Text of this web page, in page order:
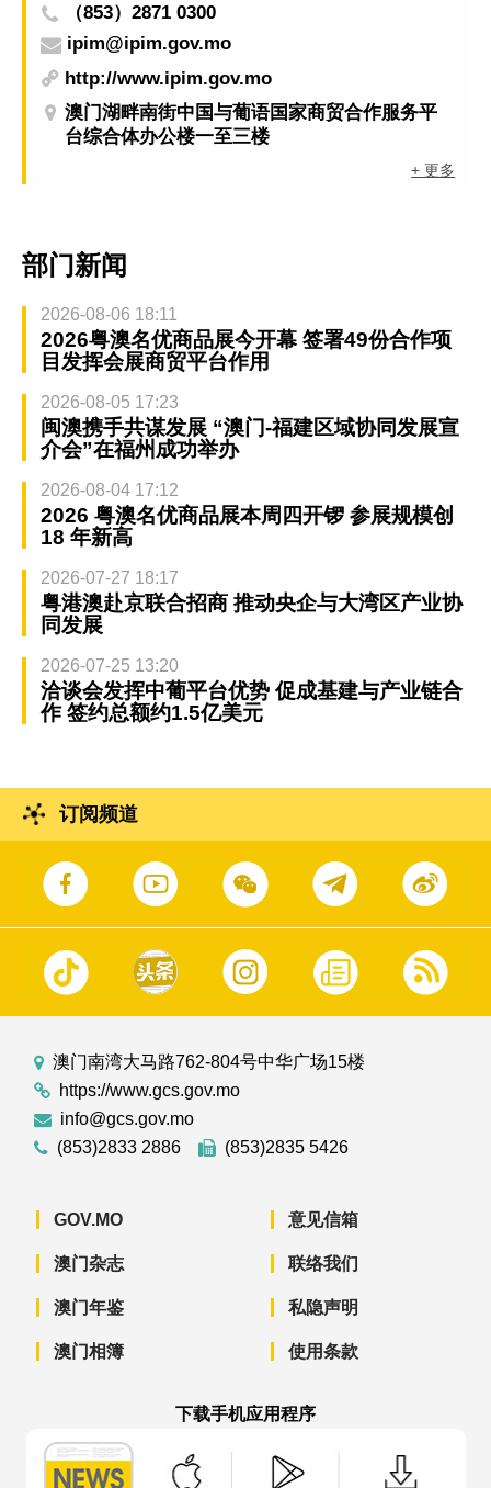
（853）2871 0300
ipim@ipim.gov.mo
http://www.ipim.gov.mo
澳门湖畔南街中国与葡语国家商贸合作服务平
台综合体办公楼一至三楼
+ 更多
部门新闻
2026-08-06 18:11
2026粤澳名优商品展今开幕 签署49份合作项
目发挥会展商贸平台作用
2026-08-05 17:23
闽澳携手共谋发展 “澳门-福建区域协同发展宣
介会”在福州成功举办
2026-08-04 17:12
2026 粤澳名优商品展本周四开锣 参展规模创
18 年新高
2026-07-27 18:17
粤港澳赴京联合招商 推动央企与大湾区产业协
同发展
2026-07-25 13:20
洽谈会发挥中葡平台优势 促成基建与产业链合
作 签约总额约1.5亿美元
订阅频道
澳门南湾大马路762-804号中华广场15楼
https://www.gcs.gov.mo
info@gcs.gov.mo
(853)2833 2886
(853)2835 5426
GOV.MO
澳门杂志
澳门年鉴
澳门相簿
意见信箱
联络我们
私隐声明
使用条款
下载手机应用程序